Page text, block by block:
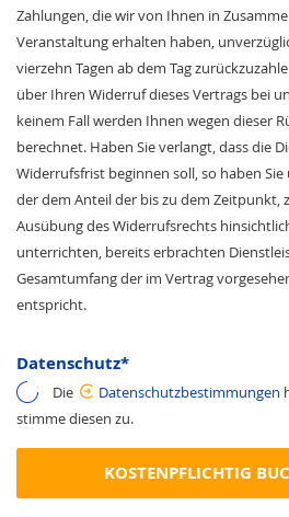
Zahlungen, die wir von Ihnen in
Veranstaltung erhalten haben,
vierzehn Tagen ab dem Tag
über Ihren Widerruf dieses Vertrags bei
keinem Fall werden Ihnen wegen dieser
berechnet. Haben Sie verlangt, dass die
Widerrufsfrist beginnen soll, so haben Sie
der dem Anteil der bis zu dem Zeitpunkt,
Ausübung des Widerrufsrechts
unterrichten, bereits erbrachten
Gesamtumfang der im Vertrag
entspricht.
Datenschutz*
Die Datenschutzbestimmungen
stimme diesen zu.